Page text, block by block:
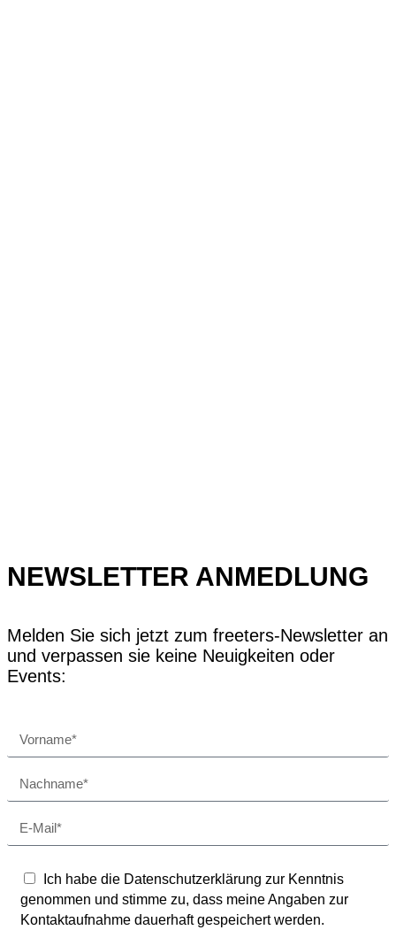
NEWSLETTER ANMEDLUNG
Melden Sie sich jetzt zum freeters-Newsletter an
und verpassen sie keine Neuigkeiten oder
Events:
Ich habe die Datenschutzerklärung zur Kenntnis
genommen und stimme zu, dass meine Angaben zur
Kontaktaufnahme dauerhaft gespeichert werden.